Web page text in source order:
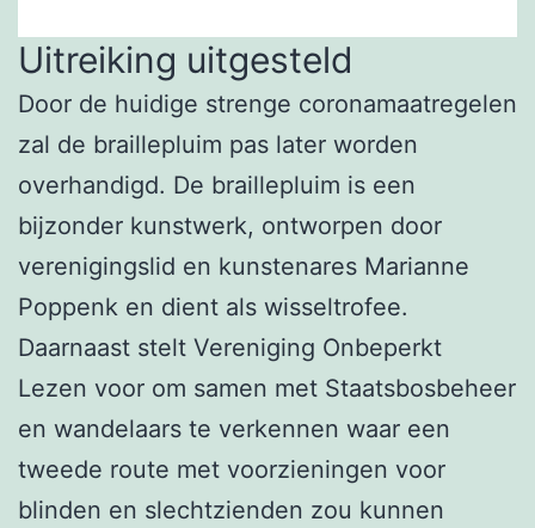
Uitreiking uitgesteld
Door de huidige strenge coronamaatregelen
zal de braillepluim pas later worden
overhandigd. De braillepluim is een
bijzonder kunstwerk, ontworpen door
verenigingslid en kunstenares Marianne
Poppenk en dient als wisseltrofee.
Daarnaast stelt Vereniging Onbeperkt
Lezen voor om samen met Staatsbosbeheer
en wandelaars te verkennen waar een
tweede route met voorzieningen voor
blinden en slechtzienden zou kunnen